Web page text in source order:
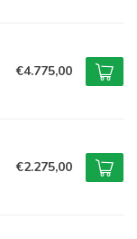
€4.775,00
€2.275,00